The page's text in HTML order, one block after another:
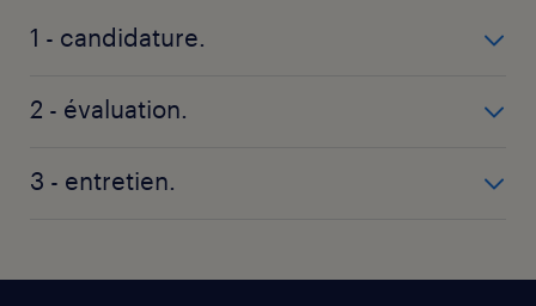
1 - candidature.
l’une de nos annonces en ligne selon le mode qui
2 - évaluation.
étudient avec soin votre candidature. Par la suite,
3 - entretien.